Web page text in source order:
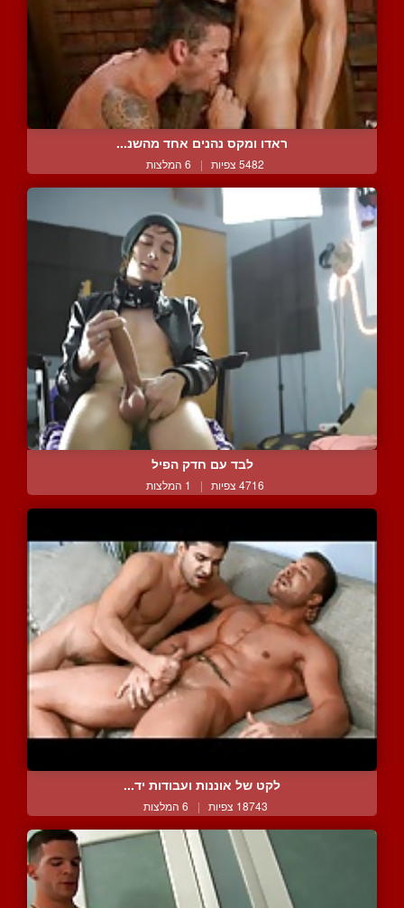
ראדו ומקס נהנים אחד מהשנ...
5482 צפיות | 6 המלצות
לבד עם חדק הפיל
4716 צפיות | 1 המלצות
לקט של אוננות ועבודות יד...
18743 צפיות | 6 המלצות